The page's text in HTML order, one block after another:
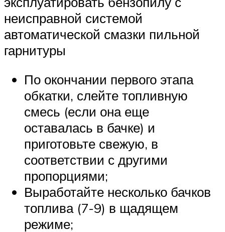
неисправной системой
автоматической смазки пильной
гарнитуры
По окончании первого этапа
обкатки, слейте топливную
смесь (если она еще
оставалась в бачке) и
приготовьте свежую, в
соответствии с другими
пропорциями;
Выработайте несколько бачков
топлива (7-9) в щадящем
режиме;